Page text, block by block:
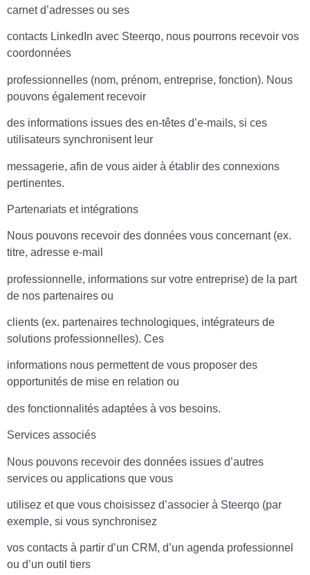
carnet d’adresses ou ses
contacts LinkedIn avec Steerqo, nous pourrons recevoir vos
coordonnées
professionnelles (nom, prénom, entreprise, fonction). Nous
pouvons également recevoir
des informations issues des en-têtes d’e-mails, si ces
utilisateurs synchronisent leur
messagerie, afin de vous aider à établir des connexions
pertinentes.
Partenariats et intégrations
Nous pouvons recevoir des données vous concernant (ex.
titre, adresse e-mail
professionnelle, informations sur votre entreprise) de la part
de nos partenaires ou
clients (ex. partenaires technologiques, intégrateurs de
solutions professionnelles). Ces
informations nous permettent de vous proposer des
opportunités de mise en relation ou
des fonctionnalités adaptées à vos besoins.
Services associés
Nous pouvons recevoir des données issues d’autres
services ou applications que vous
utilisez et que vous choisissez d’associer à Steerqo (par
exemple, si vous synchronisez
vos contacts à partir d’un CRM, d’un agenda professionnel
ou d’un outil tiers